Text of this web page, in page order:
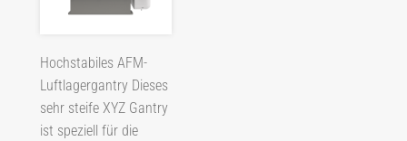
Hochstabiles AFM-
Luftlagergantry Dieses
sehr steife XYZ Gantry
ist speziell für die